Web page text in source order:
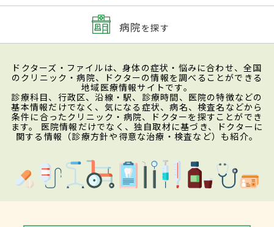
病院を探す
ドクターズ・ファイルは、身体の症状・悩みに合わせ、全国
のクリニック・病院、ドクターの情報を調べることができる
地域医療情報サイトです。
診療科目、行政区、沿線・駅、診療時間、医院の特徴などの
基本情報だけでなく、気になる症状、病名、検査名などから
条件に合ったクリニック・病院、ドクターを探すことができ
ます。 医院情報だけでなく、独自取材に基づき、ドクターに
関する情報（診療方針や得意な治療・検査など）も紹介。